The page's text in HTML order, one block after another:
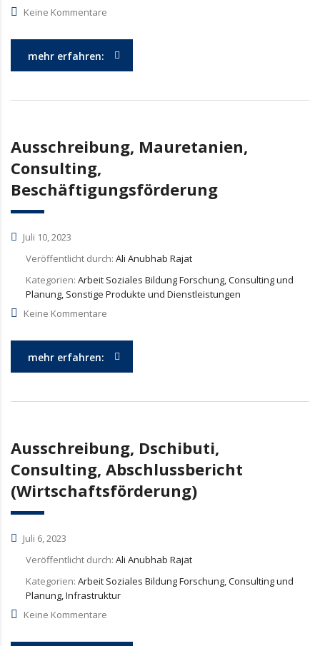
Keine Kommentare
mehr erfahren:
Ausschreibung, Mauretanien,
Consulting,
Beschäftigungsförderung
Juli 10, 2023
Veröffentlicht durch: Ali Anubhab Rajat
Kategorien: Arbeit Soziales Bildung Forschung, Consulting und
Planung, Sonstige Produkte und Dienstleistungen
Keine Kommentare
mehr erfahren:
Ausschreibung, Dschibuti,
Consulting, Abschlussbericht
(Wirtschaftsförderung)
Juli 6, 2023
Veröffentlicht durch: Ali Anubhab Rajat
Kategorien: Arbeit Soziales Bildung Forschung, Consulting und
Planung, Infrastruktur
Keine Kommentare